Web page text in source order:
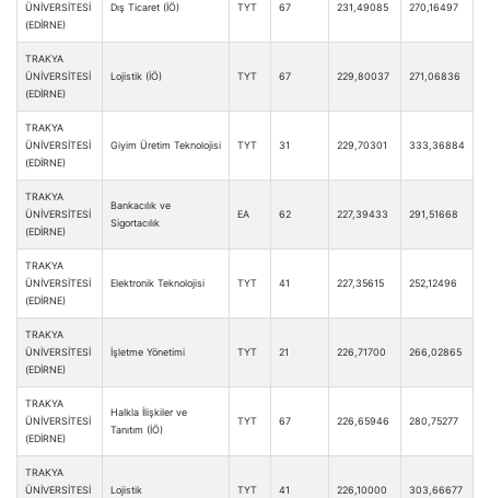
ÜNİVERSİTESİ
(EDİRNE)
Dış Ticaret (İÖ) TYT 67 231,49085 270,16497
TRAKYA
ÜNİVERSİTESİ
(EDİRNE)
Lojistik (İÖ) TYT 67 229,80037 271,06836
TRAKYA
ÜNİVERSİTESİ
(EDİRNE)
Giyim Üretim Teknolojisi TYT 31 229,70301 333,36884
TRAKYA
ÜNİVERSİTESİ
(EDİRNE)
Bankacılık ve
Sigortacılık
EA 62 227,39433 291,51668
TRAKYA
ÜNİVERSİTESİ
(EDİRNE)
Elektronik Teknolojisi TYT 41 227,35615 252,12496
TRAKYA
ÜNİVERSİTESİ
(EDİRNE)
İşletme Yönetimi TYT 21 226,71700 266,02865
TRAKYA
ÜNİVERSİTESİ
(EDİRNE)
Halkla İlişkiler ve
Tanıtım (İÖ)
TYT 67 226,65946 280,75277
TRAKYA
ÜNİVERSİTESİ
Lojistik TYT 41 226,10000 303,66677